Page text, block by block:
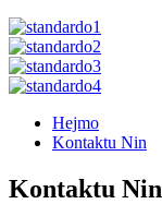
Hejmo
Kontaktu Nin
Kontaktu Nin